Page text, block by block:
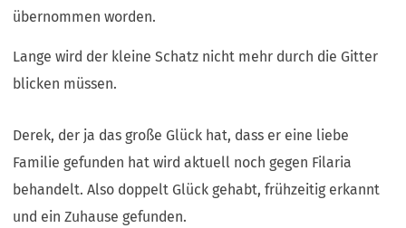
übernommen worden.
Lange wird der kleine Schatz nicht mehr durch die Gitter
blicken müssen.
Derek, der ja das große Glück hat, dass er eine liebe
Familie gefunden hat wird aktuell noch gegen Filaria
behandelt. Also doppelt Glück gehabt, frühzeitig erkannt
und ein Zuhause gefunden.